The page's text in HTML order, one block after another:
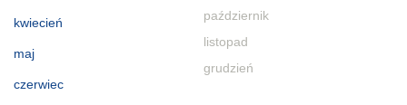
kwiecień
maj
czerwiec
październik
listopad
grudzień